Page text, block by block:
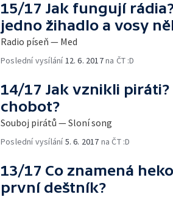
15/17 Jak fungují
jedno žihadlo a vosy
Radio píseň — Med
Poslední vysílání12. 6. 2017na ČT :D
14/17 Jak vznikli
chobot?
Souboj pirátů — Sloní song
Poslední vysílání5. 6. 2017 na ČT :D
13/17 Co znamená
první deštník?